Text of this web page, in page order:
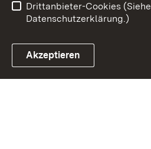
Drittanbieter-Cookies (Siehe
Datenschutzerklärung.)
Akzeptieren